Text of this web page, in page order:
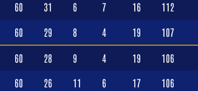
60 31 6 7 16 112
60 29 8 4 19 107
60 28 9 4 19 106
60 26 11 6 17 106